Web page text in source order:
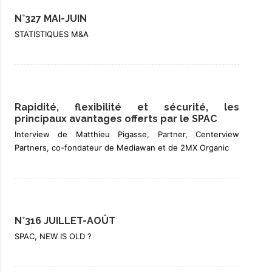
N°327 MAI-JUIN
STATISTIQUES M&A
Rapidité, flexibilité et sécurité, les
principaux avantages offerts par le SPAC
Interview de Matthieu Pigasse, Partner, Centerview
Partners, co-fondateur de Mediawan et de 2MX Organic
N°316 JUILLET-AOÛT
SPAC, NEW IS OLD ?